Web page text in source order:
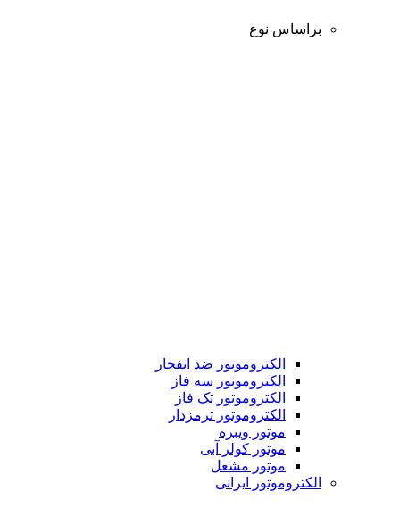
براساس نوع
الکتروموتور ضد انفجار
الکتروموتور سه فاز
الکتروموتور تک فاز
الکتروموتور ترمزدار
موتور ویبره
موتور کولر آبی
موتور مشعل
الکتروموتور ایرانی